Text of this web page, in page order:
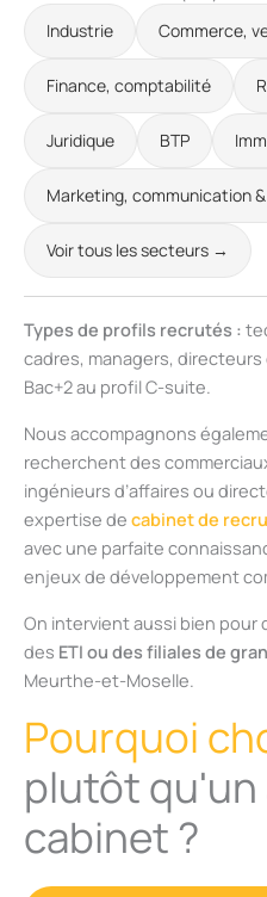
Industrie Commerce,
Finance, comptabilité
Juridique BTP
Marketing, communication
Voir tous les secteurs →
Types de profils recrutés :
cadres, managers, directeurs
Bac+2 au profil C-suite.
Nous accompagnons
recherchent des
ingénieurs d’affaires ou
expertise de cabinet de
avec une parfaite
enjeux de développement
On intervient aussi bien pour
des ETI ou des filiales de
Meurthe-et-Moselle.
Pourquoi
plutôt
cabinet ?